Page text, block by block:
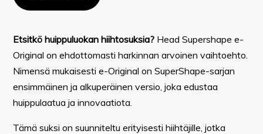
Etsitkö huippuluokan hiihtosuksia? Head Supershape e-
Original on ehdottomasti harkinnan arvoinen vaihtoehto.
Nimensä mukaisesti e-Original on SuperShape-sarjan
ensimmäinen ja alkuperäinen versio, joka edustaa
huippulaatua ja innovaatiota.
Tämä suksi on suunniteltu erityisesti hiihtäjille, jotka